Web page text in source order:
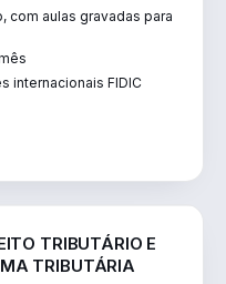
com aulas gravadas para
internacionais FIDIC
TRIBUTÁRIO E
TRIBUTÁRIA